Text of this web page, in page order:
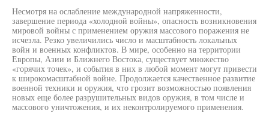
Несмотря на ослабление международной напряженности,
завершение периода «холодной войны», опасность возникновения
мировой войны с применением оружия массового поражения не
исчезла. Резко увеличились число и масштабность локальных
войн и военных конфликтов. В мире, особенно на территории
Европы, Азии и Ближнего Востока, существует множество
«горячих точек», и события в них в любой момент могут привести
к широкомасштабной войне. Продолжается качественное развитие
военной техники и оружия, что грозит возможностью появления
новых еще более разрушительных видов оружия, в том числе и
массового уничтожения, и их неконтролируемого применения.